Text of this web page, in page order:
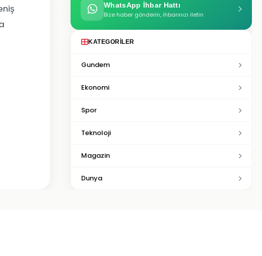
WhatsApp İhbar Hattı
Bize haber gönderin, ihbarınızı iletin
KATEGORILER
Gundem
Ekonomi
Spor
Teknoloji
Magazin
Dunya